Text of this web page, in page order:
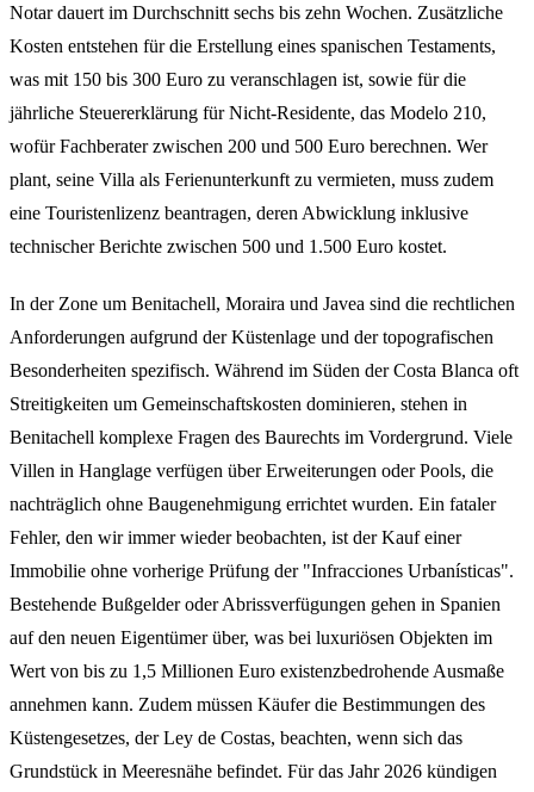
Notar dauert im Durchschnitt sechs bis zehn Wochen. Zusätzliche
Kosten entstehen für die Erstellung eines spanischen Testaments,
was mit 150 bis 300 Euro zu veranschlagen ist, sowie für die
jährliche Steuererklärung für Nicht-Residente, das Modelo 210,
wofür Fachberater zwischen 200 und 500 Euro berechnen. Wer
plant, seine Villa als Ferienunterkunft zu vermieten, muss zudem
eine Touristenlizenz beantragen, deren Abwicklung inklusive
technischer Berichte zwischen 500 und 1.500 Euro kostet.
In der Zone um Benitachell, Moraira und Javea sind die rechtlichen
Anforderungen aufgrund der Küstenlage und der topografischen
Besonderheiten spezifisch. Während im Süden der Costa Blanca oft
Streitigkeiten um Gemeinschaftskosten dominieren, stehen in
Benitachell komplexe Fragen des Baurechts im Vordergrund. Viele
Villen in Hanglage verfügen über Erweiterungen oder Pools, die
nachträglich ohne Baugenehmigung errichtet wurden. Ein fataler
Fehler, den wir immer wieder beobachten, ist der Kauf einer
Immobilie ohne vorherige Prüfung der "Infracciones Urbanísticas".
Bestehende Bußgelder oder Abrissverfügungen gehen in Spanien
auf den neuen Eigentümer über, was bei luxuriösen Objekten im
Wert von bis zu 1,5 Millionen Euro existenzbedrohende Ausmaße
annehmen kann. Zudem müssen Käufer die Bestimmungen des
Küstengesetzes, der Ley de Costas, beachten, wenn sich das
Grundstück in Meeresnähe befindet. Für das Jahr 2026 kündigen